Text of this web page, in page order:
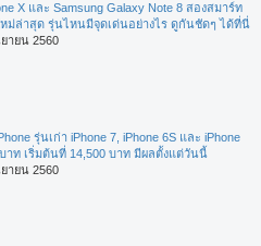
X และ Samsung Galaxy Note 8 สองสมาร์ท
ม่ล่าสุด รุ่นไหนมีจุดเด่นอย่างไร ดูกันชัดๆ ได้ที่นี่
ายน 2560
รุ่นเก่า iPhone 7, iPhone 6S และ iPhone
าท เริ่มต้นที่ 14,500 บาท มีผลตั้งแต่วันนี้
ายน 2560